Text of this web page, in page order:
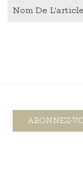
Nom De L'article
ABONNEZ-